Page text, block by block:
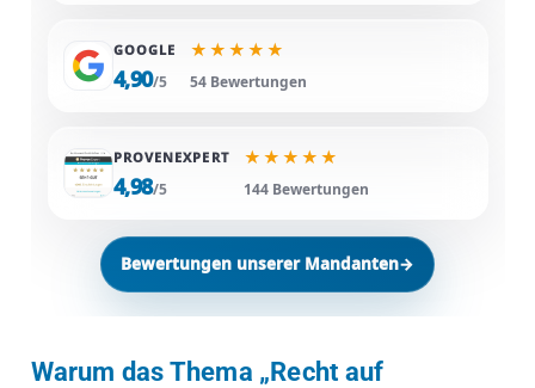
GOOGLE
4,90/5
★ ★ ★ ★ ★
54 Bewertungen
PROVENEXPERT
4,98/5
★ ★ ★ ★ ★
144 Bewertungen
Bewertungen unserer Mandanten→
Warum das Thema „Recht auf